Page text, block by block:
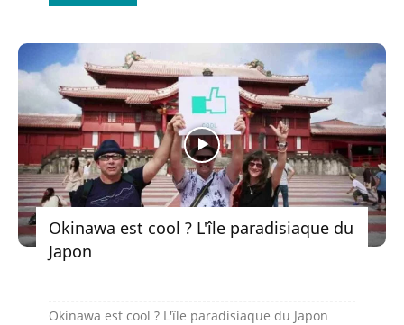
Okinawa est cool ? L'île paradisiaque du
Japon
Okinawa est cool ? L'île paradisiaque du Japon